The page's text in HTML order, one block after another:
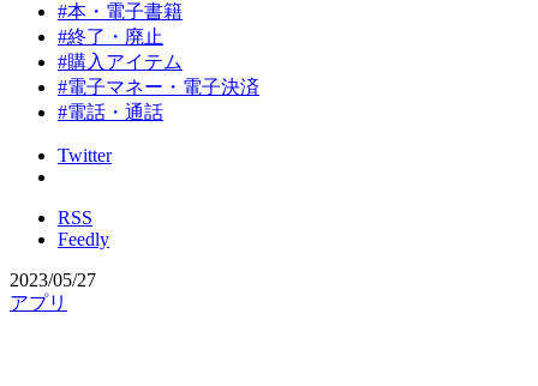
#本・電子書籍
#終了・廃止
#購入アイテム
#電子マネー・電子決済
#電話・通話
Twitter
RSS
Feedly
2023/05/27
アプリ